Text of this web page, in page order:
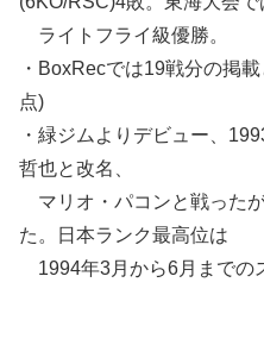
ライトフライ級優勝。
・BoxRecでは19戦分の掲
点)
・緑ジムよりデビュー、
哲也と改名、
マリオ・パコンと戦った
た。日本ランク最高位は
1994年3月から6月までの